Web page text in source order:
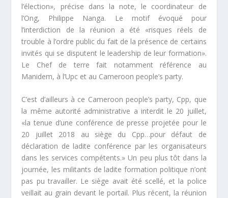
l’élection», précise dans la note, le coordinateur de
l’Ong, Philippe Nanga. Le motif évoqué pour
l’interdiction de la réunion a été «risques réels de
trouble à l’ordre public du fait de la présence de certains
invités qui se disputent le leadership de leur formation».
Le Chef de terre fait notamment référence au
Manidem, à l’Upc et au Cameroon people’s party.
C’est d’ailleurs à ce Cameroon people’s party, Cpp, que
la même autorité administrative a interdit le 20 juillet,
«la tenue d’une conférence de presse projetée pour le
20 juillet 2018 au siège du Cpp…pour défaut de
déclaration de ladite conférence par les organisateurs
dans les services compétents.» Un peu plus tôt dans la
journée, les militants de ladite formation politique n’ont
pas pu travailler. Le siège avait été scellé, et la police
veillait au grain devant le portail. Plus récent, la réunion